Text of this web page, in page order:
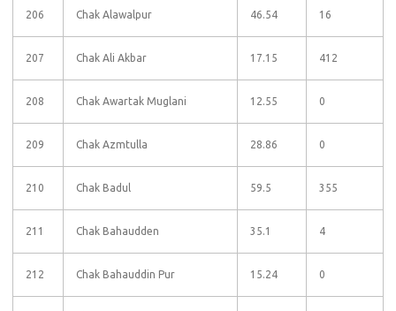
206 Chak Alawalpur 46.54 16
207 Chak Ali Akbar 17.15 412
208 Chak Awartak Muglani 12.55 0
209 Chak Azmtulla 28.86 0
210 Chak Badul 59.5 355
211 Chak Bahaudden 35.1 4
212 Chak Bahauddin Pur 15.24 0